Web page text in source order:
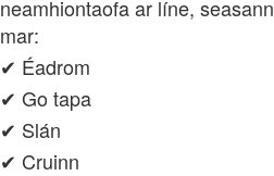
neamhiontaofa ar líne,
mar:
✔ Éadrom
✔ Go tapa
✔ Slán
✔ Cruinn